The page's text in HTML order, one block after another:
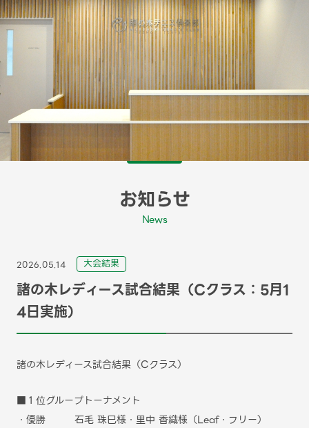
お知らせ
News
2026.05.14 ⼤会結果
諸の木レディース試合結果（Cクラス：5月1
4日実施）
諸の木レディース試合結果（Cクラス）
■１位グループトーナメント
・優勝 石毛 珠巳様・里中 香織様（Leaf・フリー）